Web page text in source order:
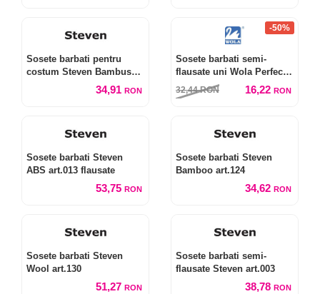
Sosete barbati pentru
costum Steven Bambus
34,91 RON
-50%
Sosete barbati semi-
flausate uni Wola Perfect
Man W94011
32,44RON 16,22 RON
Sosete barbati Steven
ABS art.013 flausate
53,75 RON
Sosete barbati Steven
Bamboo art.124
34,62 RON
Sosete barbati Steven
Wool art.130
51,27 RON
Sosete barbati semi-
flausate Steven art.003
38,78 RON